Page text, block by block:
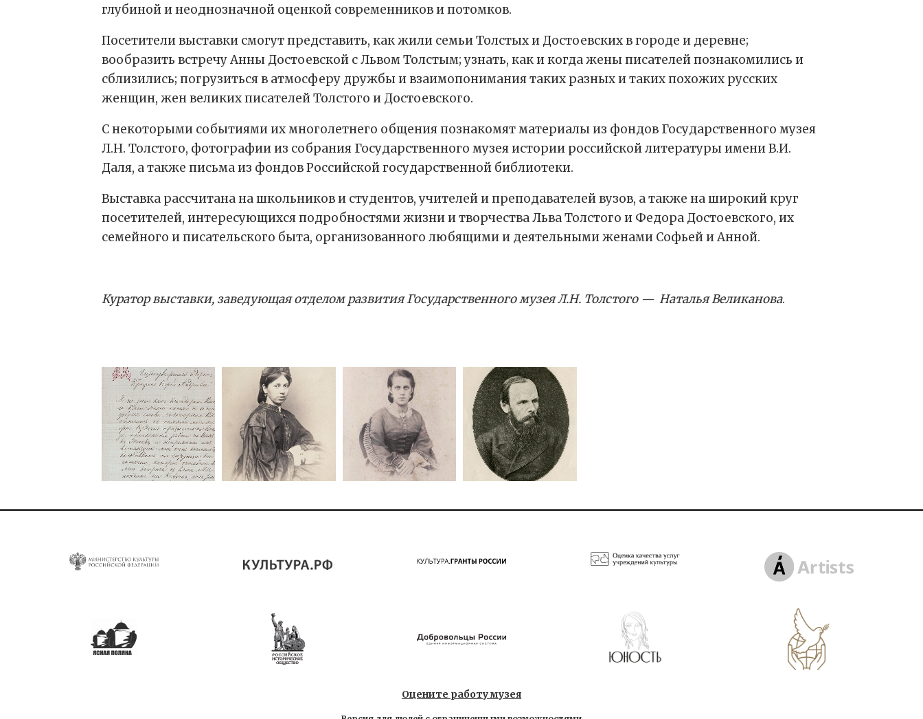
глубиной и неоднозначной оценкой современников и потомков.
Посетители выставки смогут представить, как жили семьи Толстых и Достоевских в городе и деревне;
вообразить встречу Анны Достоевской с Львом Толстым; узнать, как и когда жены писателей познакомились и
сблизились; погрузиться в атмосферу дружбы и взаимопонимания таких разных и таких похожих русских
женщин, жен великих писателей Толстого и Достоевского.
С некоторыми событиями их многолетнего общения познакомят материалы из фондов Государственного музея
Л.Н. Толстого, фотографии из собрания Государственного музея истории российской литературы имени В.И.
Даля, а также письма из фондов Российской государственной библиотеки.
Выставка рассчитана на школьников и студентов, учителей и преподавателей вузов, а также на широкий круг
посетителей, интересующихся подробностями жизни и творчества Льва Толстого и Федора Достоевского, их
семейного и писательского быта, организованного любящими и деятельными женами Софьей и Анной.
Куратор выставки, заведующая отделом развития Государственного музея Л.Н. Толстого — Наталья Великанова.
Оцените работу музея